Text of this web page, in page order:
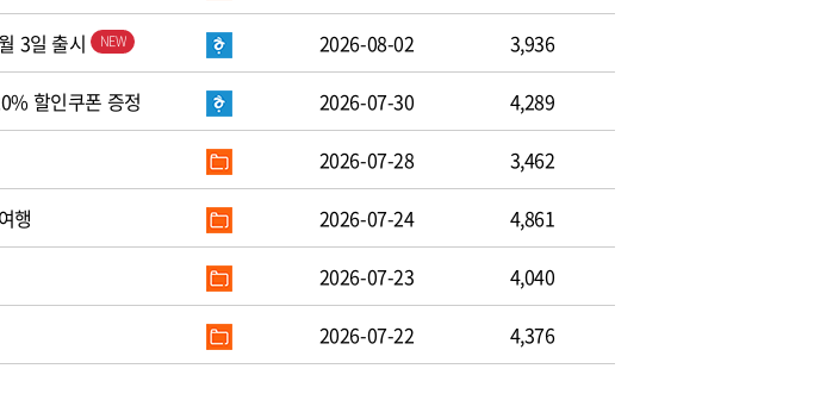
3일 출시 2026-08-02 3,936
할인쿠폰 증정 2026-07-30 4,289
2026-07-28 3,462
행 2026-07-24 4,861
2026-07-23 4,040
2026-07-22 4,376